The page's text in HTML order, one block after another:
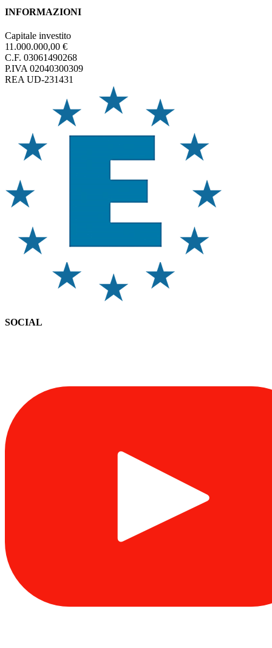
INFORMAZIONI
Capitale investito
11.000.000,00 €
C.F. 03061490268
P.IVA 02040300309
REA UD-231431
SOCIAL